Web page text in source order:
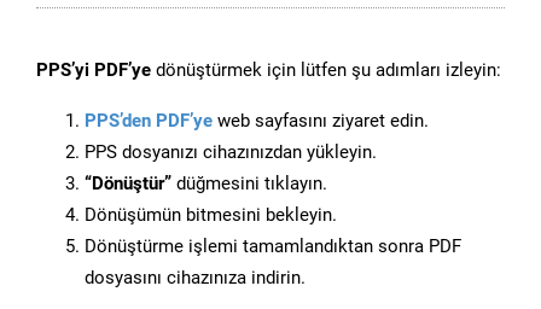
PPS’yi PDF’ye dönüştürmek için lütfen şu adımları izleyin:
PPS’den PDF’ye web sayfasını ziyaret edin.
PPS dosyanızı cihazınızdan yükleyin.
“Dönüştür” düğmesini tıklayın.
Dönüşümün bitmesini bekleyin.
Dönüştürme işlemi tamamlandıktan sonra PDF
dosyasını cihazınıza indirin.